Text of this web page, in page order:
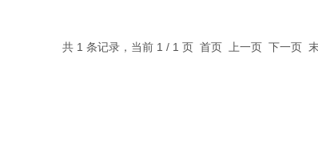
共 1 条记录，当前 1 / 1 页 首页 上一页 下一页